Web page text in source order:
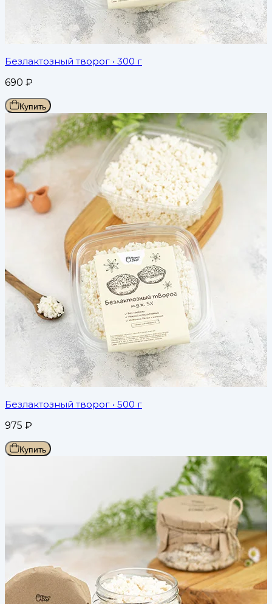
Безлактозный творог • 300 г
690 ₽
Купить
Безлактозный творог • 500 г
975 ₽
Купить